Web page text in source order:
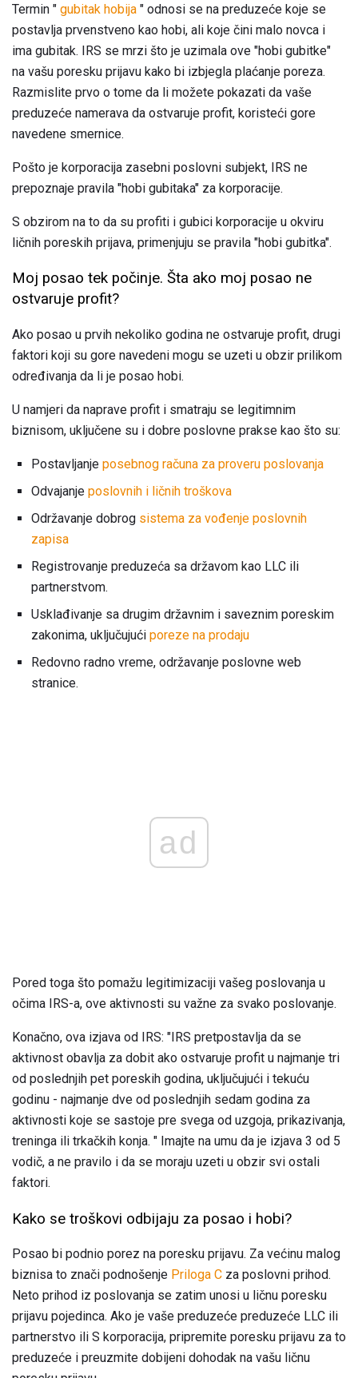
Termin " gubitak hobija " odnosi se na preduzeće koje se
postavlja prvenstveno kao hobi, ali koje čini malo novca i
ima gubitak. IRS se mrzi što je uzimala ove "hobi gubitke"
na vašu poresku prijavu kako bi izbjegla plaćanje poreza.
Razmislite prvo o tome da li možete pokazati da vaše
preduzeće namerava da ostvaruje profit, koristeći gore
navedene smernice.
Pošto je korporacija zasebni poslovni subjekt, IRS ne
prepoznaje pravila "hobi gubitaka" za korporacije.
S obzirom na to da su profiti i gubici korporacije u okviru
ličnih poreskih prijava, primenjuju se pravila "hobi gubitka".
Moj posao tek počinje. Šta ako moj posao ne
ostvaruje profit?
Ako posao u prvih nekoliko godina ne ostvaruje profit, drugi
faktori koji su gore navedeni mogu se uzeti u obzir prilikom
određivanja da li je posao hobi.
U namjeri da naprave profit i smatraju se legitimnim
biznisom, uključene su i dobre poslovne prakse kao što su:
Postavljanje posebnog računa za proveru poslovanja
Odvajanje poslovnih i ličnih troškova
Održavanje dobrog sistema za vođenje poslovnih
zapisa
Registrovanje preduzeća sa državom kao LLC ili
partnerstvom.
Usklađivanje sa drugim državnim i saveznim poreskim
zakonima, uključujući poreze na prodaju
Redovno radno vreme, održavanje poslovne web
stranice.
ad
Pored toga što pomažu legitimizaciji vašeg poslovanja u
očima IRS-a, ove aktivnosti su važne za svako poslovanje.
Konačno, ova izjava od IRS: "IRS pretpostavlja da se
aktivnost obavlja za dobit ako ostvaruje profit u najmanje tri
od poslednjih pet poreskih godina, uključujući i tekuću
godinu - najmanje dve od poslednjih sedam godina za
aktivnosti koje se sastoje pre svega od uzgoja, prikazivanja,
treninga ili trkačkih konja. " Imajte na umu da je izjava 3 od 5
vodič, a ne pravilo i da se moraju uzeti u obzir svi ostali
faktori.
Kako se troškovi odbijaju za posao i hobi?
Posao bi podnio porez na poresku prijavu. Za većinu malog
biznisa to znači podnošenje Priloga C za poslovni prihod.
Neto prihod iz poslovanja se zatim unosi u ličnu poresku
prijavu pojedinca. Ako je vaše preduzeće preduzeće LLC ili
partnerstvo ili S korporacija, pripremite poresku prijavu za to
preduzeće i preuzmite dobijeni dohodak na vašu ličnu